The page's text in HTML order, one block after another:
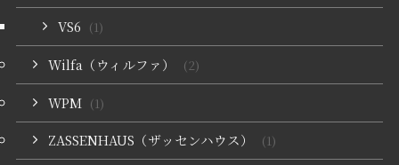
VS6 (1)
Wilfa（ウィルファ） (2)
WPM (1)
ZASSENHAUS（ザッセンハウス） (1)